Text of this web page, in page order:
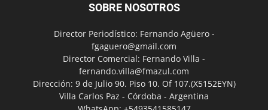
SOBRE NOSOTROS
Director Periodístico: Fernando Agüero -
fgaguero@gmail.com
Director Comercial: Fernando Villa -
fernando.villa@fmazul.com
Dirección: 9 de Julio 90. Piso 10. Of 107.(X5152EYN)
Villa Carlos Paz - Córdoba - Argentina